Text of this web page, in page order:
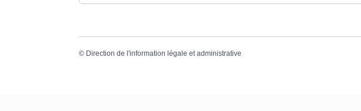
© Direction de l'information légale et administrative